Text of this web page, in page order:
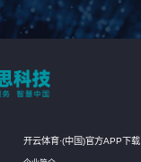
开云体育·(中国)官方APP下载